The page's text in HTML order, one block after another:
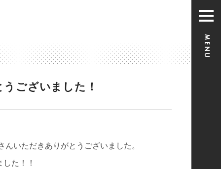
ございました！
いただきありがとうございました。
た！！